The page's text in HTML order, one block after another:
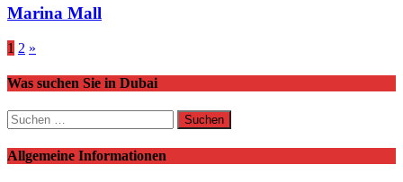
Marina Mall
Seitennummerierung
der
Beiträge
1 2 »
Was suchen Sie in Dubai
Suchen
nach:
Allgemeine Informationen